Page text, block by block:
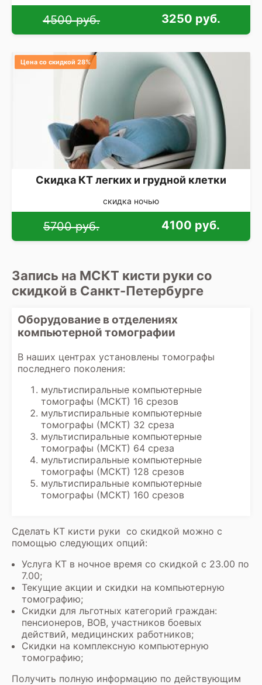
4500 руб. 3250 руб.
Цена со скидкой 28%
Скидка КТ легких и грудной клетки
скидка ночью
5700 руб. 4100 руб.
Запись на МСКТ кисти руки со
скидкой в Санкт-Петербурге
Оборудование в отделениях
компьютерной томографии
В наших центрах установлены томографы
последнего поколения:
мультиспиральные компьютерные
томографы (МСКТ) 16 срезов
мультиспиральные компьютерные
томографы (МСКТ) 32 среза
мультиспиральные компьютерные
томографы (МСКТ) 64 среза
мультиспиральные компьютерные
томографы (МСКТ) 128 срезов
мультиспиральные компьютерные
томографы (МСКТ) 160 срезов
Сделать КТ кисти руки со скидкой можно с
помощью следующих опций:
Услуга КТ в ночное время со скидкой с 23.00 по
7.00;
Текущие акции и скидки на компьютерную
томографию;
Скидки для льготных категорий граждан:
пенсионеров, ВОВ, участников боевых
действий, медицинских работников;
Скидки на комплексную компьютерную
томографию;
Получить полную информацию по действующим